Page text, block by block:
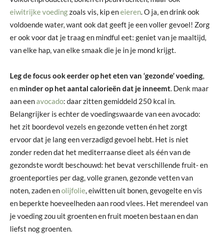
eiwitrijke voedingzoals vis, kip eneieren. O ja, en drink ook
voldoende water, want ook dat geeft je een voller gevoel! Zorg
er ook voor dat je traag en mindful eet: geniet van je maaltijd,
van elke hap, van elke smaak die je in je mond krijgt.
Leg de focus ook eerder op het eten van ‘gezonde’ voeding,
en minder op het aantal calorieën dat je inneemt. Denk maar
aan eenavocado: daar zitten gemiddeld 250 kcal in.
Belangrijker is echter de voedingswaarde van een avocado:
het zit boordevol vezels en gezonde vetten én het zorgt
ervoor dat je lang een verzadigd gevoel hebt. Het is niet
zonder reden dat het mediterraanse dieet als één van de
gezondste wordt beschouwd: het bevat verschillende fruit- en
groenteporties per dag, volle granen, gezonde vetten van
noten, zaden enolijfolie, eiwitten uit bonen, gevogelte en vis
en beperkte hoeveelheden aan rood vlees. Het merendeel van
je voeding zou uit groenten en fruit moeten bestaan en dan
liefst nog groenten.